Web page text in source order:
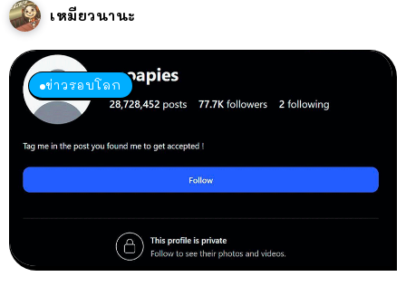
เหมียวนานะ
ข่าวรอบโลก